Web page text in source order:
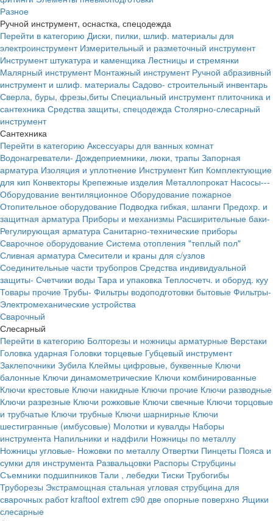
Разное
Ручной инструмент, оснастка, спецодежда
Перейти в категорию Диски, пилки, шлиф. материалы для
электроинструмент Измерительный и разметочный инструмент
Инструмент штукатура и каменщика Лестницы и стремянки
Малярный инструмент Монтажный инструмент Ручной абразивный
инструмент и шлиф. материалы Садово- строительный инвентарь
Сверла, буры, фрезы,биты Специальный инструмент плиточника и
сантехника Средства защиты, спецодежда Столярно-слесарный
инструмент
Сантехника
Перейти в категорию Аксессуары для ванных комнат
Водонагреватели- Дождеприемники, люки, трапы Запорная
арматура Изоляция и уплотнение Инструмент Кип Комплектующие
для кип Конвекторы Крепежные изделия Металлопрокат Насосы---
Оборудование вентиляционное Оборудование пожарное
Отопительное оборудование Подводка гибкая, шланги Предохр. и
защитная арматура Приборы и механизмы Расширительные баки-
Регулирующая арматура Санитарно-технические приборы
Сварочное оборудование Система отопления "теплый пол"
Сливная арматура Смесители и краны для с/узлов
Соединительные части трубопров Средства индивидуальной
защиты- Счетчики воды Тара и упаковка Теплосчетч. и оборуд. куу
Товары прочие Трубы- Фильтры водоподготовки бытовые Фильтры-
Электромеханические устройства
Сварочный
Слесарный
Перейти в категорию Болторезы и ножницы арматурные Верстаки
Головка ударная Головки торцевые Губцевый инструмент
Заклепочники Зубила Клеймы цифровые, буквенные Ключи
балонные Ключи динамометрические Ключи комбинированные
Ключи крестовые Ключи накидные Ключи прочие Ключи разводные
Ключи разрезные Ключи рожковые Ключи свечные Ключи торцовые
и трубчатые Ключи трубные Ключи шарнирные Ключи
шестигранные (имбусовые) Молотки и кувалды Наборы
инструмента Напильники и надфили Ножницы по металлу
Ножницы угловые- Ножовки по металлу Отвертки Пинцеты Пояса и
сумки для инструмента Развальцовки Распоры Струбцины
Съемники подшипников Тали , лебедки Тиски Трубогибы
Труборезы Экстрамощная стальная угловая струбцина для
сварочных работ kraftool extrem c90 две опорные поверхно Ящики
слесарные